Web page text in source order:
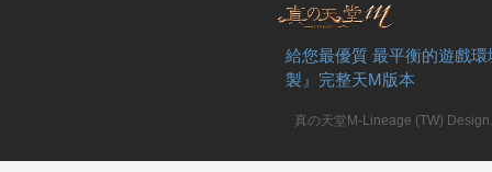
給您最優質 最平衡的遊戲
製』完整天M版本
真の天堂M-Lineage (TW)